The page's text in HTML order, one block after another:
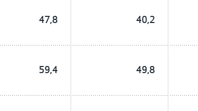
47,8 40,2
59,4 49,8